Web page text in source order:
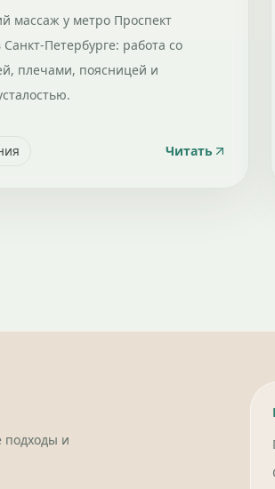
массаж у метро Проспект
Петербурге: работа со
плечами, поясницей и
Читать
подходы и